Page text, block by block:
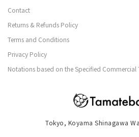
Tokyo, Koyama Shinagawa
Contact
Returns & Refunds Policy
Terms and Conditions
Privacy Policy
Notations based on the Specified Commercial